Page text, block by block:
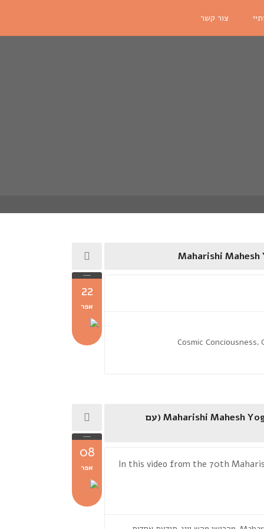
צור קשר
22
אפר
Maharishi
Cosmic Conciousness,
08
אפר
Maharishi Mahesh Yogi :Rising to Unity Conciousness and growth of Harmony (עם
In this video from the 70th